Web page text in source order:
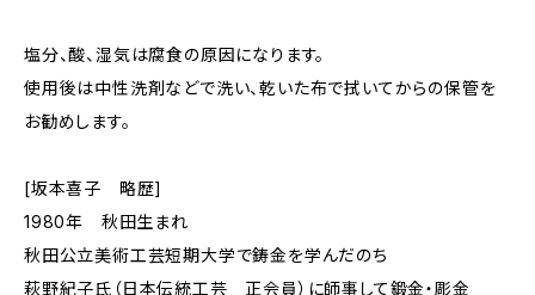
塩分、酸、湿気は腐食の原因になります。
使用後は中性洗剤などで洗い、乾いた布で拭いてからの保管を
お勧めします。
[坂本喜子 略歴]
1980年 秋田生まれ
秋田公立美術工芸短期大学で鋳金を学んだのち
萩野紀子氏（日本伝統工芸 正会員）に師事して鍛金・彫金